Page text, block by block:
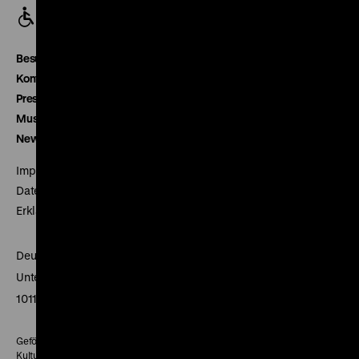
Besucherservice
Kontakt
Presse
Museumsverein
Newsletter
Impressum
Datenschutz
Erklärung digitale Barrierefreiheit
Deutsches Historisches Museum
Unter den Linden 2
10117 Berlin
Gefördert mit Mitteln des Beauftragten der Bundesregierung für
Kultur und Medien